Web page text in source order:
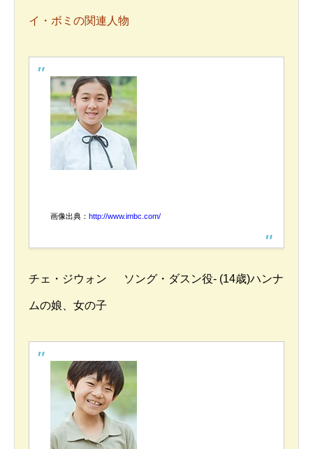
イ・ボミの関連人物
画像出典： http://www.imbc.com/
チェ・ジウォン ソング・ダスン役- (14歳)ハンナ
ムの娘、女の子